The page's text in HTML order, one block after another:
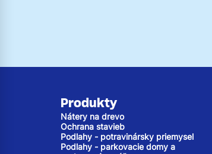
Produkty
Nátery na drevo
Ochrana stavieb
Podlahy - potravinársky priemysel
Podlahy - parkovacie domy a